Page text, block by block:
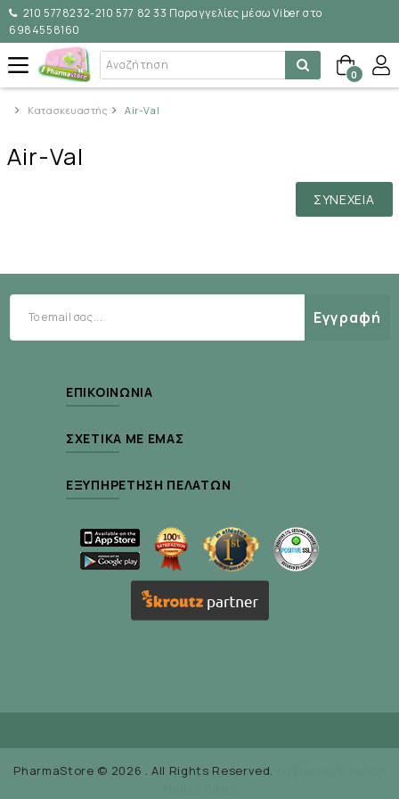
210 5778232-210 577 82 33 Παραγγελίες μέσω Viber στο
6984558160
0
Κατασκευαστής Air-Val
Air-Val
ΣΥΝΈΧΕΙΑ
Εγγραφή
ΕΠΙΚΟΙΝΩΝΊΑ
ΣΧΕΤΙΚΆ ΜΕ ΕΜΆΣ
ΕΞΥΠΗΡΈΤΗΣΗ ΠΕΛΑΤΏΝ
PharmaStore © 2026 . All Rights Reserved.